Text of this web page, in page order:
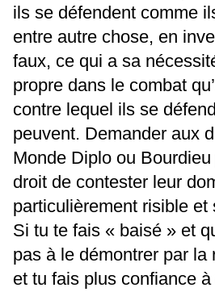
ils se défendent comme
entre autre chose, en
faux, ce qui a sa
propre dans le combat
contre lequel ils se
peuvent. Demander aux
Monde Diplo ou
droit de contester leur
particulièrement risible et
Si tu te fais « baisé » et
pas à le démontrer par la
et tu fais plus confiance